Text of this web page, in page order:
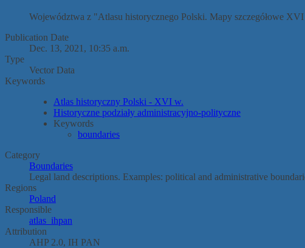
Województwa z "Atlasu historycznego Polski. Mapy szczegółowe
Publication Date
Dec. 13, 2021, 10:35 a.m.
Type
Vector Data
Keywords
Atlas historyczny Polski - XVI w.
Historyczne podziały administracyjno-polityczne
Keywords
boundaries
Category
Boundaries
Legal land descriptions. Examples: political and administrative
Regions
Poland
Responsible
atlas_ihpan
Attribution
AHP 2.0, IH PAN